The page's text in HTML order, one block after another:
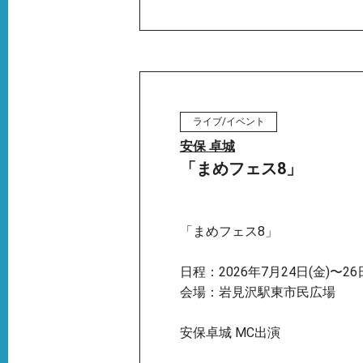
ライブ/イベント
安保 卓城
「まめフェス8」
「まめフェス8」
日程：2026年7月24日(金)〜26
会場：岩見沢駅東市民広場
安保卓城 MC出演